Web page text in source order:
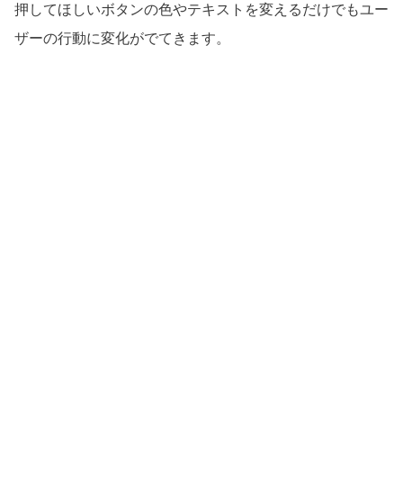
押してほしいボタンの色やテキストを変えるだけでもユー
ザーの行動に変化がでてきます。